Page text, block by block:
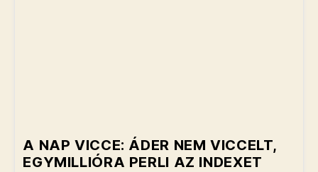
A NAP VICCE: ÁDER NEM VICCELT,
EGYMILLIÓRA PERLI AZ INDEXET